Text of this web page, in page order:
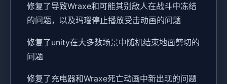
修复了导致Wraxe和可能其别敌人在战斗中冻结
的问题，以及玛瑙停止播放受击动画的问题
修复了unity在大多数场景中随机结束地面剪切的
问题
修复了充电器和Wraxe死亡动画中新出现的问题